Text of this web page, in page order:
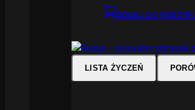
DODAJ DO
LISTA ŻYCZEŃ